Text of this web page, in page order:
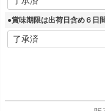
須
●賞味期限は出荷日含め６日